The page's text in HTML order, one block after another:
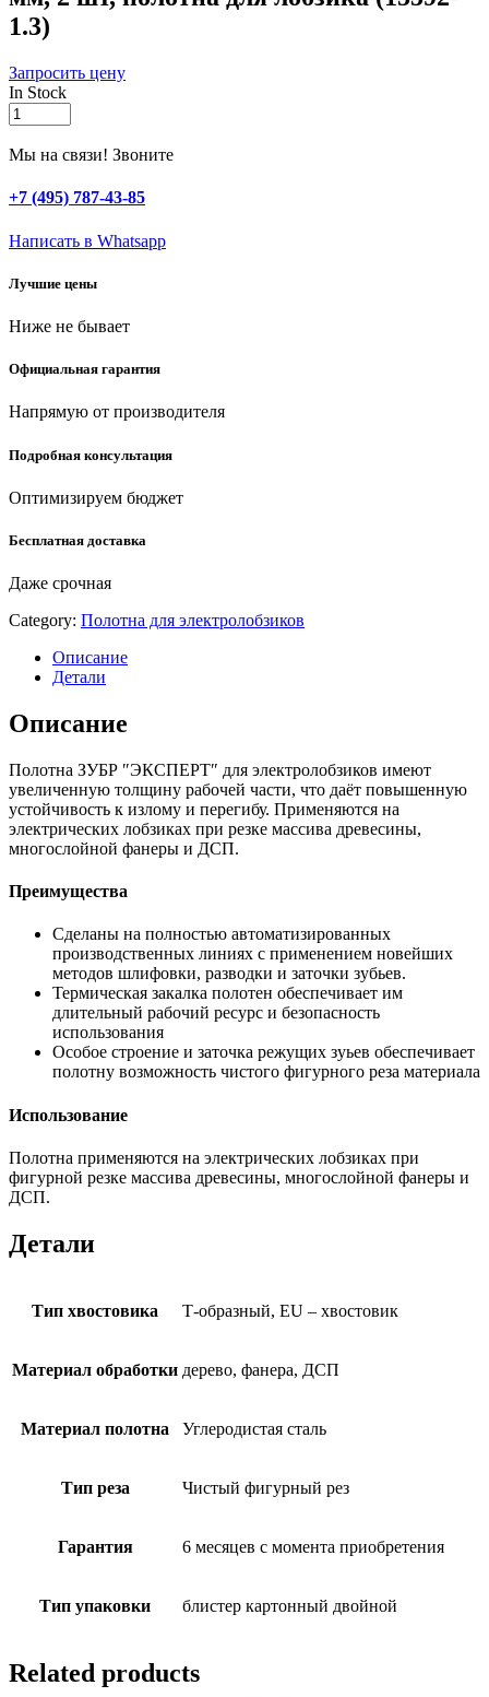
1.3)
Запросить цену
In Stock
ЗУБР
T101AO,
T-
У8А
сталь,
рез
ламинату/
фанере,
зуба
мм,
50
2
полотна
лобзика
1.3)
Мы на связи! Звоните
+7 (495) 787-43-85
Написать в Whatsapp
Лучшие цены
Ниже не бывает
Официальная гарантия
Напрямую от производителя
Подробная консультация
Оптимизируем бюджет
Бесплатная доставка
Даже срочная
Category: Полотна для электролобзиков
Описание
Детали
Описание
Полотна ЗУБР ″ЭКСПЕРТ″ для электролобзиков имеют
увеличенную толщину рабочей части, что даёт повышенную
устойчивость к излому и перегибу. Применяются на
электрических лобзиках при резке массива древесины,
многослойной фанеры и ДСП.
Преимущества
Сделаны на полностью автоматизированных
производственных линиях с применением новейших
методов шлифовки, разводки и заточки зубьев.
Термическая закалка полотен обеспечивает им
длительный рабочий ресурс и безопасность
использования
Особое строение и заточка режущих зуьев обеспечивает
полотну возможность чистого фигурного реза материала
Использование
Полотна применяются на электрических лобзиках при
фигурной резке массива древесины, многослойной фанеры и
ДСП.
Детали
Тип хвостовика Т-образный, EU – хвостовик
Материал обработки дерево, фанера, ДСП
Материал полотна Углеродистая сталь
Тип реза Чистый фигурный рез
Гарантия 6 месяцев с момента приобретения
Тип упаковки блистер картонный двойной
Related products